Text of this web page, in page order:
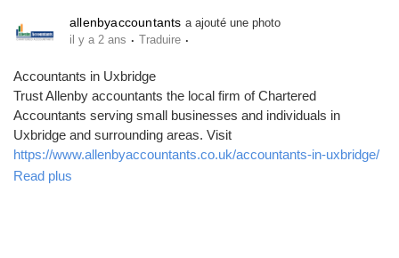
Récompenses
Babarun (BBRN)
allenbyaccountants a ajouté une photo
il y a 2 ans · Traduire ·
Accountants in Uxbridge
Trust Allenby accountants the local firm of Chartered
Accountants serving small businesses and individuals in
Uxbridge and surrounding areas. Visit
https://www.allenbyaccountants.co.uk/accountants-in-uxbridge/
for more information.
Read plus